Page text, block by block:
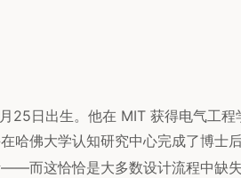
25日出生。他在 MIT 获得电气工
哈佛大学认知研究中心完成了博士
而这恰恰是大多数设计流程中缺失